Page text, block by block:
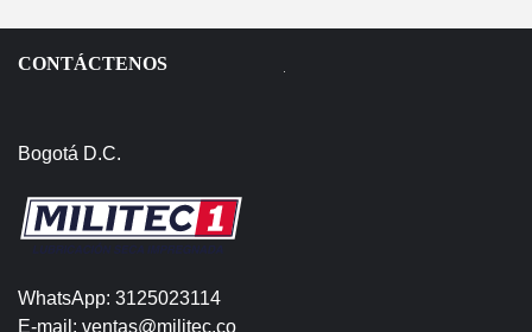
CONTÁCTENOS
Bogotá D.C.
WhatsApp: 3125023114
E-mail: ventas@militec.co